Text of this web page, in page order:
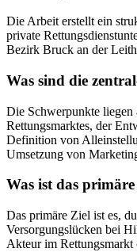
Die Arbeit erstellt ein
private
Bezirk Bruck an der
Was sind die
Die Schwerpunkte liegen
Rettungsmarktes, der
Definition von
Umsetzung von
Was ist das
Das primäre Ziel ist es,
Versorgungslücken bei
Akteur im